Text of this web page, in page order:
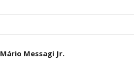
Mário Messagi Jr.